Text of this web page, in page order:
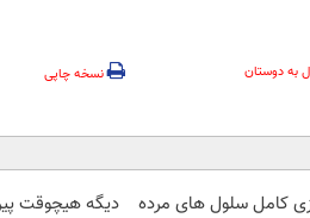
به دوستان نسخه چاپی
کامل سلول های مرده
دیگه هیچوقت